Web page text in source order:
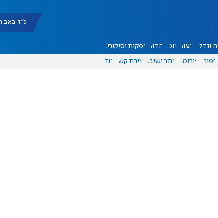
כ"ד באב תשפ"ו |
ונדל"ן דעות אוכל יהדות הפקות וסיקורים
ספורט פורומים אתר ישיבה יצירת קשר עוד